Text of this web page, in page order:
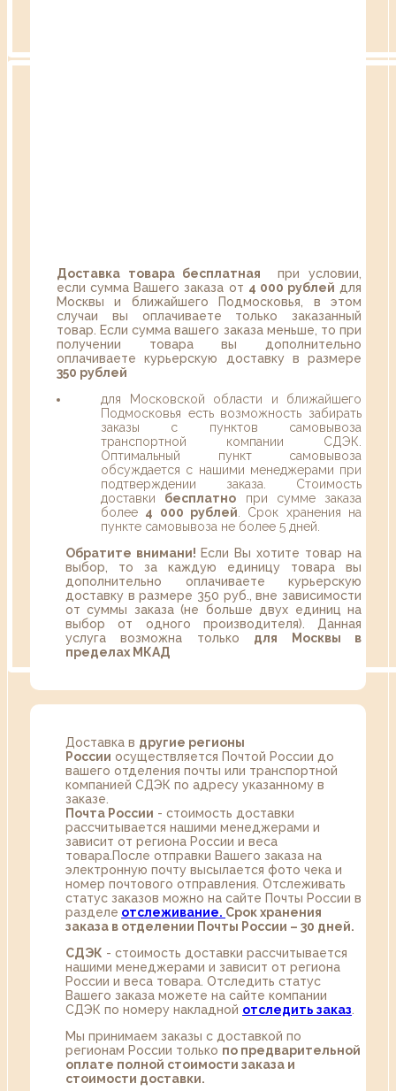
Доставка товара бесплатная при условии,
если сумма Вашего заказа от 4 000 рублей для
Москвы и ближайшего Подмосковья, в этом
случаи вы оплачиваете только заказанный
товар. Если сумма вашего заказа меньше, то при
получении товара вы дополнительно
оплачиваете курьерскую доставку в размере
350 рублей
для Московской области и ближайшего
Подмосковья есть возможность забирать
заказы с пунктов самовывоза
транспортной компании СДЭК.
Оптимальный пункт самовывоза
обсуждается с нашими менеджерами при
подтверждении заказа. Стоимость
доставки бесплатно при сумме заказа
более 4 000 рублей . Срок хранения на
пункте самовывоза не более 5 дней.
Обратите внимани! Если Вы хотите товар на
выбор, то за каждую единицу товара вы
дополнительно оплачиваете курьерскую
доставку в размере 350 руб., вне зависимости
от суммы заказа (не больше двух единиц на
выбор от одного производителя). Данная
услуга возможна только для Москвы в
пределах МКАД
Доставка в другие регионы
России осуществляется Почтой России до
вашего отделения почты или транспортной
компанией СДЭК по адресу указанному в
заказе.
Почта России - стоимость доставки
рассчитывается нашими менеджерами и
зависит от региона России и веса
товара.После отправки Вашего заказа на
электронную почту высылается фото чека и
номер почтового отправления. Отслеживать
статус заказов можно на сайте Почты России в
разделе oтслеживание. Срок хранения
заказа в отделении Почты России – 30 дней.
СДЭК - стоимость доставки рассчитывается
нашими менеджерами и зависит от региона
России и веса товара. Отследить статус
Вашего заказа можете на сайте компании
СДЭК по номеру накладной отследить заказ
Мы принимаем заказы с доставкой по
регионам России только по предварительной
оплате полной стоимости заказа и
стоимости доставки.